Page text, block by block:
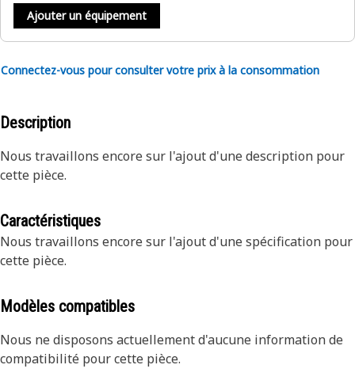
Ajouter un équipement
Connectez-vous pour consulter votre prix à la consommation
Description
Nous travaillons encore sur l'ajout d'une description pour
cette pièce.
Caractéristiques
Nous travaillons encore sur l'ajout d'une spécification pour
cette pièce.
Modèles compatibles
Nous ne disposons actuellement d'aucune information de
compatibilité pour cette pièce.